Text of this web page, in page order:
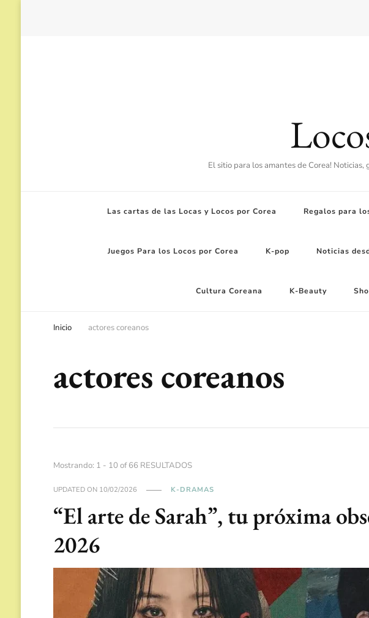
El sitio para los amantes de Corea!
Las cartas de las Locas y Locos por Corea Regalos para
Juegos Para los Locos por Corea K-pop Noticias
Cultura Coreana K-Beauty
Inicio actores coreanos
actores coreanos
Mostrando: 1 - 10 of 66 RESULTADOS
UPDATED ON 10/02/2026 K-DRAMAS
“El arte de Sarah”, tu próxima
2026